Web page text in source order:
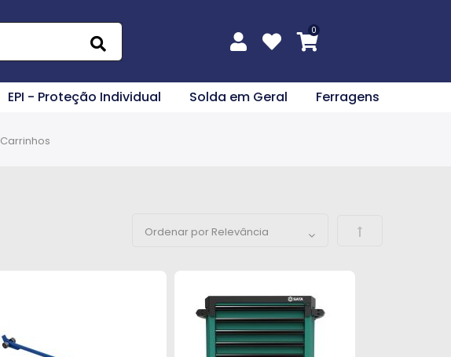
EPI - Proteção Individual Solda em Geral Ferragens
Carrinhos
Definir Direção